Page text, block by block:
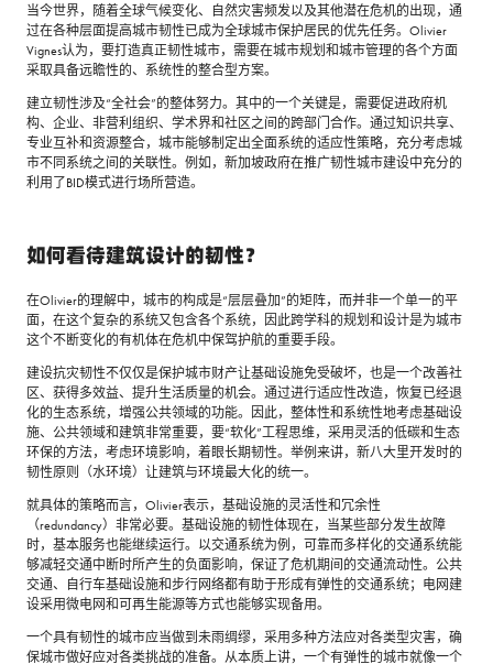
当今世界，随着全球气候变化、自然灾害频发以及其他潜在危机的出现，通
过在各种层面提高城市韧性已成为全球城市保护居民的优先任务。Olivier
Vignes认为，要打造真正韧性城市，需要在城市规划和城市管理的各个方面
采取具备远瞻性的、系统性的整合型方案。
建立韧性涉及“全社会”的整体努力。其中的一个关键是，需要促进政府机
构、企业、非营利组织、学术界和社区之间的跨部门合作。通过知识共享、
专业互补和资源整合，城市能够制定出全面系统的适应性策略，充分考虑城
市不同系统之间的关联性。例如，新加坡政府在推广韧性城市建设中充分的
利用了BID模式进行场所营造。
如何看待建筑设计的韧性？
在Olivier的理解中，城市的构成是“层层叠加”的矩阵，而并非一个单一的平
面，在这个复杂的系统又包含各个系统，因此跨学科的规划和设计是为城市
这个不断变化的有机体在危机中保驾护航的重要手段。
建设抗灾韧性不仅仅是保护城市财产让基础设施免受破坏，也是一个改善社
区、获得多效益、提升生活质量的机会。通过进行适应性改造，恢复已经退
化的生态系统，增强公共领域的功能。因此，整体性和系统性地考虑基础设
施、公共领域和建筑非常重要，要“软化”工程思维，采用灵活的低碳和生态
环保的方法，考虑环境影响，着眼长期韧性。举例来讲，新八大里开发时的
韧性原则（水环境）让建筑与环境最大化的统一。
就具体的策略而言，Olivier表示，基础设施的灵活性和冗余性
（redundancy）非常必要。基础设施的韧性体现在，当某些部分发生故障
时，基本服务也能继续运行。以交通系统为例，可靠而多样化的交通系统能
够减轻交通中断时所产生的负面影响，保证了危机期间的交通流动性。公共
交通、自行车基础设施和步行网络都有助于形成有弹性的交通系统；电网建
设采用微电网和可再生能源等方式也能够实现备用。
一个具有韧性的城市应当做到未雨绸缪，采用多种方法应对各类型灾害，确
保城市做好应对各类挑战的准备。从本质上讲，一个有弹性的城市就像一个